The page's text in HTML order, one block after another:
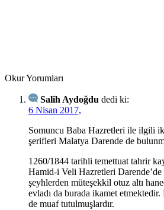
Okur Yorumları
Salih Aydoğdu dedi ki:
6 Nisan 2017,
Somuncu Baba Hazretleri ile ilgili
şerifleri Malatya Darende de
1260/1844 tarihli temettuat tahrir
Hamid-i Veli Hazretleri
şeyhlerden müteşekkil otuz altı
evladı da burada ikamet
de muaf tutulmuşlardır.